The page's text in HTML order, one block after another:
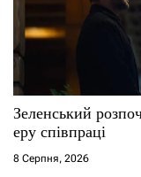
Зеленський
еру співпраці
8 Серпня, 2026